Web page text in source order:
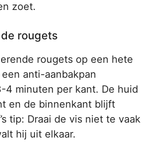
zoet.
rougets
rougets op een hete
anti-aanbakpan
4 minuten per kant. De huid
en de binnenkant blijft
tip: Draai de vis niet te vaak
hij uit elkaar.